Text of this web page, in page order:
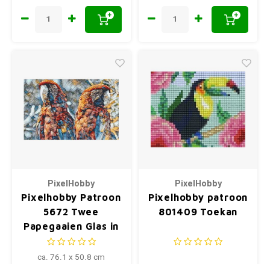
+ +
PixelHobby
Pixelhobby Patroon
5672 Twee
Papegaaien Glas in
Lood
ca. 76.1 x 50.8 cm
PixelHobby
Pixelhobby patroon
801409 Toekan